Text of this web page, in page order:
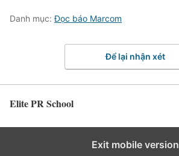
Danh mục:Đọc báo Marcom
Để lại nhận xét
Elite PR School
Exit mobile version